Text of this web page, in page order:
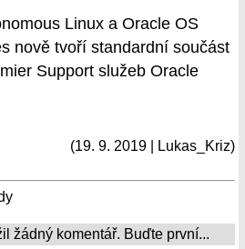
Linux a Oracle OS
nově tvoří standardní součást
Support služeb Oracle
(19. 9. 2019 | Lukas_Kriz)
žádný komentář. Buďte první...